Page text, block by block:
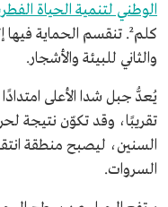
الوطني لتنمية الحياة
كلم². تنقسم الحماية
والثاني للبيئة والأشجار.
يُعدُّ جبل شدا الأعلى امتدادًا
تقريبًا، وقد تكوّن نتيجة
السنين، ليصبح منطقة
السروات.